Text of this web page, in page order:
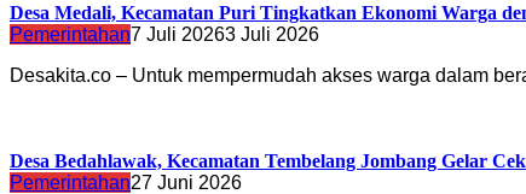
Desa Medali, Kecamatan Puri Tingkatkan Ekonomi Warga
Pemerintahan7 Juli 20263 Juli 2026
Desakita.co – Untuk mempermudah akses warga dalam
Desa Bedahlawak, Kecamatan Tembelang Jombang Gelar
Pemerintahan27 Juni 2026